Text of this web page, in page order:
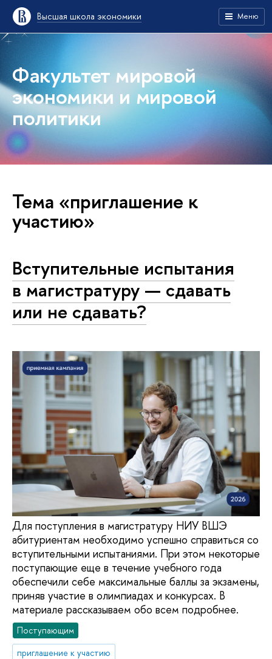
Высшая школа экономики Меню
Факультет мировой
экономики и мировой
политики
Тема «приглашение к
участию»
Вступительные испытания
в магистратуру — сдавать
или не сдавать?
Для поступления в магистратуру НИУ ВШЭ
абитуриентам необходимо успешно справиться со
вступительными испытаниями. При этом некоторые
поступающие еще в течение учебного года
обеспечили себе максимальные баллы за экзамены,
приняв участие в олимпиадах и конкурсах. В
материале рассказываем обо всем подробнее.
Поступающим
приглашение к участию